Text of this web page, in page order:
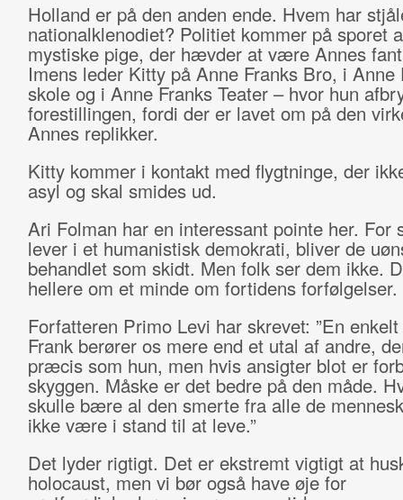
Holland er på den anden ende. Hvem har
nationalklenodiet? Politiet kommer på sporet
mystiske pige, der hævder at være Annes
Imens leder Kitty på Anne Franks Bro, i Anne
skole og i Anne Franks Teater – hvor hun
forestillingen, fordi der er lavet om på den
Annes replikker.
Kitty kommer i kontakt med flygtninge, der
asyl og skal smides ud.
Ari Folman har en interessant pointe her. For
lever i et humanistisk demokrati, bliver de
behandlet som skidt. Men folk ser dem ikke.
hellere om et minde om fortidens forfølgelser.
Forfatteren Primo Levi har skrevet: ”En
Frank berører os mere end et utal af andre,
præcis som hun, men hvis ansigter blot er
skyggen. Måske er det bedre på den måde.
skulle bære al den smerte fra alle de
ikke være i stand til at leve.”
Det lyder rigtigt. Det er ekstremt vigtigt at
holocaust, men vi bør også have øje for